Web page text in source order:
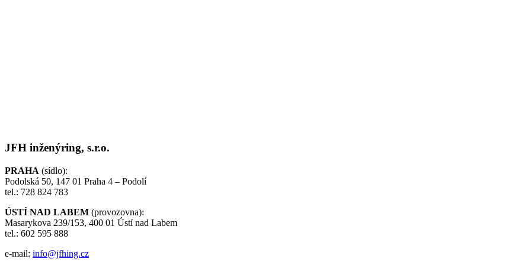
JFH inženýring, s.r.o.
PRAHA (sídlo):
Podolská 50, 147 01 Praha 4 – Podolí
tel.: 728 824 783
ÚSTÍ NAD LABEM (provozovna):
Masarykova 239/153, 400 01 Ústí nad Labem
tel.: 602 595 888
e-mail: info@jfhing.cz